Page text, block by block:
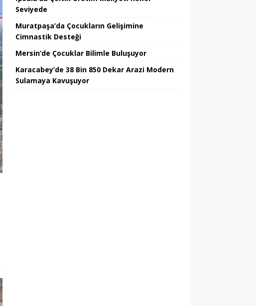
Seviyede
Muratpaşa’da Çocukların Gelişimine
Cimnastik Desteği
Mersin’de Çocuklar Bilimle Buluşuyor
Karacabey’de 38 Bin 850 Dekar Arazi Modern
Sulamaya Kavuşuyor